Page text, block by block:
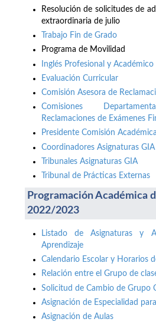
Resolución de solicitudes de
extraordinaria de julio
Trabajo Fin de Grado
Programa de Movilidad
Inglés Profesional y Académico
Evaluación Curricular
Comisión Asesora de
Comisiones
Reclamaciones de Exámenes
Presidente Comisión
Coordinadores Asignaturas GIA
Tribunales Asignaturas GIA
Tribunal de Prácticas Externas
Programación Académica
2022/2023
Listado de Asignaturas y
Aprendizaje
Calendario Escolar y Horarios
Relación entre el Grupo de
Solicitud de Cambio de Grupo
Asignación de Especialidad
Asignación de Aulas